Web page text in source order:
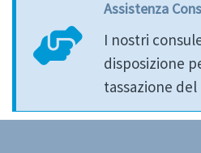
Assistenza
I nostri
disposizione
tassazione